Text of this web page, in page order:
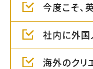
今度こそ、
社内に外国
海外のクリ